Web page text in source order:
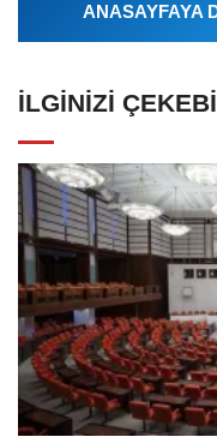
ANASAYFAYA
İLGINIZI